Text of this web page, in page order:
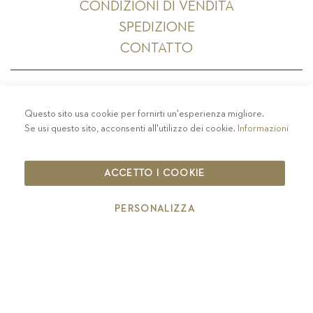
CONDIZIONI DI VENDITA
SPEDIZIONE
CONTATTO
PRIVACY-COLOPHON - COOKIE POLICY
CODICE ETICO
IT00126670215
Questo sito usa cookie per fornirti un'esperienza migliore.
Se usi questo sito, acconsenti all'utilizzo dei cookie. Informazioni
ACCETTO I COOKIE
PERSONALIZZA